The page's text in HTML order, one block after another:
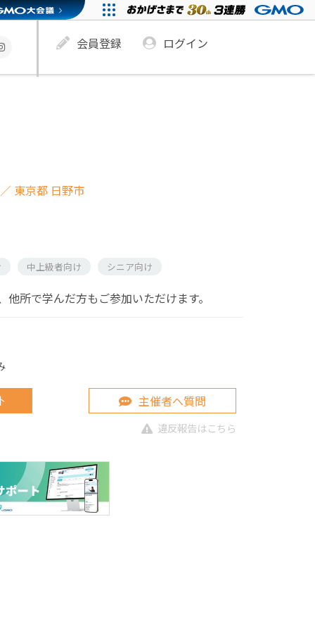
会員登録 ログイン
東京都 日野市
中上級者向け シニア向け
所で学んだ方もご参加いただけます。
主催者へ質問
違反報告はこちら